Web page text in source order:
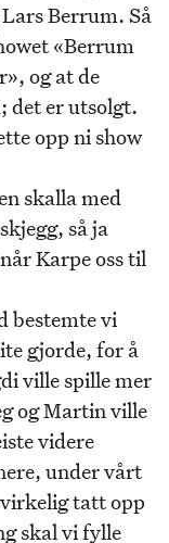
Berrum. Så
«Berrum
og at de
det er utsolgt.
opp ni show
skalla med
så ja
Karpe oss til
bestemte vi
gjorde, for å
ville spille mer
og Martin ville
videre
under vårt
tatt opp
skal vi fylle